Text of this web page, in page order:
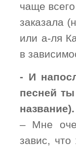
чаще
заказала
или а-ля
в
- И
песней
название).
– Мне
завис,